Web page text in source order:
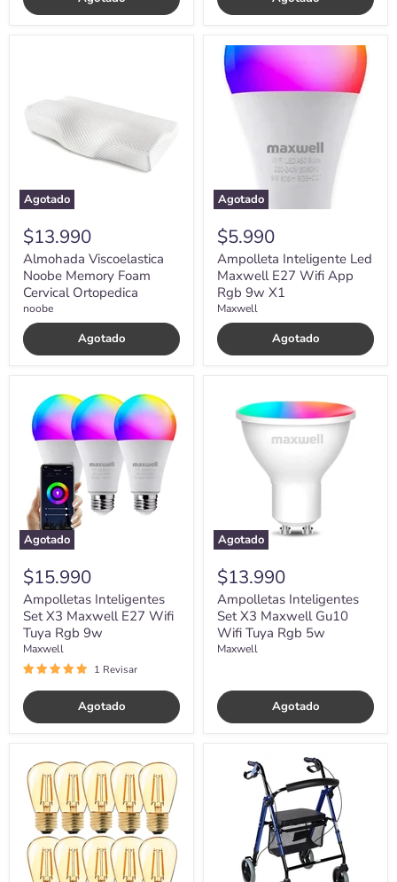
Agotado
Foam
Cervical
Ortopedica
$13.990
Almohada Viscoelastica
Noobe Memory Foam
Cervical Ortopedica
noobe
Agotado
Agotado
Ampolleta
Inteligente
Led
Maxwell
$5.990
Ampolleta Inteligente Led
Maxwell E27 Wifi App
Rgb 9w X1
Maxwell
Agotado
Agotado
Ampolletas
Inteligentes
Set
X3
Maxwell
Wifi
Tuya
Rgb
9w
$15.990
Ampolletas Inteligentes
Set X3 Maxwell E27 Wifi
Tuya Rgb 9w
Maxwell
1 Revisar
Agotado
Agotado
Inteligentes
Maxwell
$13.990
Ampolletas Inteligentes
Set X3 Maxwell Gu10
Wifi Tuya Rgb 5w
Maxwell
Agotado
Ampolletas
Led
Set
X10
Vintage
Calida
E27
Maxwell
Guirnalda
Andador
Burrito
Plegable
Liviano
Freno